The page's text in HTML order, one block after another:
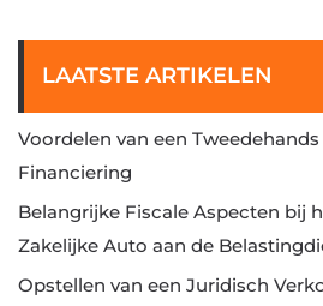
LAATSTE ARTIKELEN
Voordelen van een
Financiering
Belangrijke Fiscale Aspecten bij
Zakelijke Auto aan de
Opstellen van een Juridisch